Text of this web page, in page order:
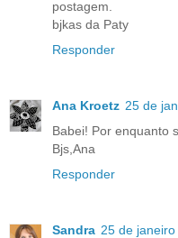
postagem.
bjkas da Paty
Responder
Ana Kroetz 25 de
Babei! Por enquanto
Bjs,Ana
Responder
Sandra 25 de